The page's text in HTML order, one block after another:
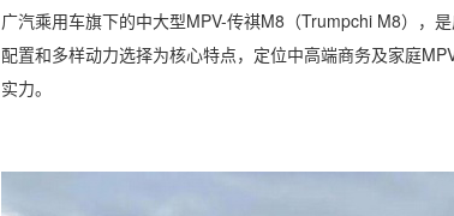
广汽乘用车旗下的中大型MPV-传祺M8（Trumpchi M8），
配置和多样动力选择为核心特点，定位中高端商务及家庭
实力。